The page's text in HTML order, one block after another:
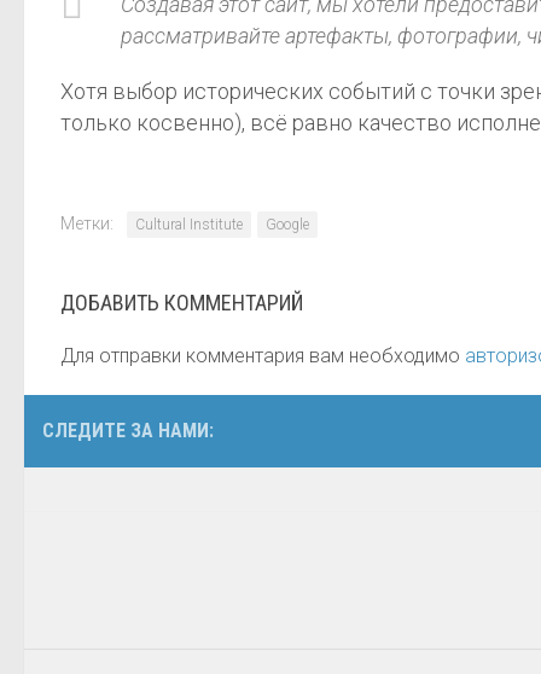
рассматривайте артефакты, фотографии,
Хотя выбор исторических событий с точки
только косвенно), всё равно качество
Метки: Cultural Institute Google
ДОБАВИТЬ КОММЕНТАРИЙ
Для отправки комментария вам необходимо
СЛЕДИТЕ ЗА НАМИ: